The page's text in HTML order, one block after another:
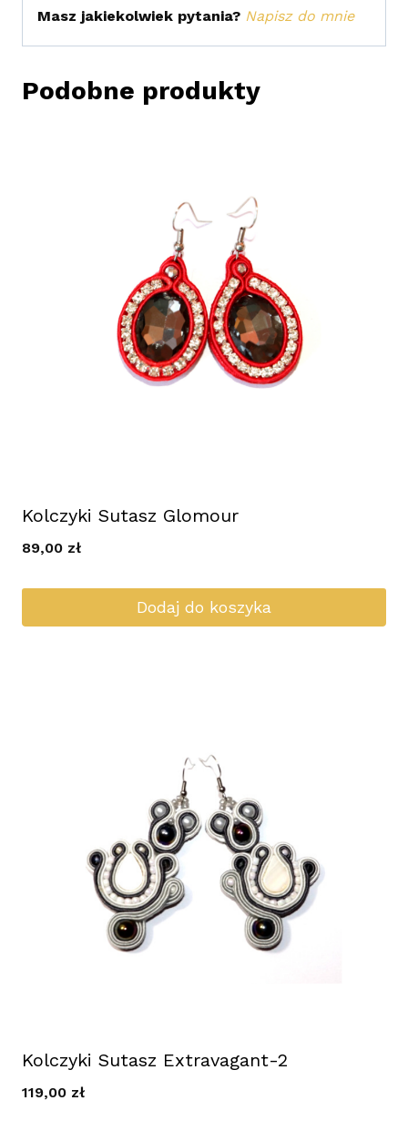
Masz jakiekolwiek pytania? Napisz do mnie
Podobne produkty
Kolczyki Sutasz Glomour
89,00 zł
Dodaj do koszyka
Kolczyki Sutasz Extravagant-2
119,00 zł